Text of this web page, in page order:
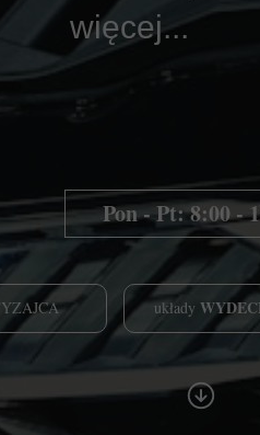
układy
Pon - Pt: 8:00 -
więcej...